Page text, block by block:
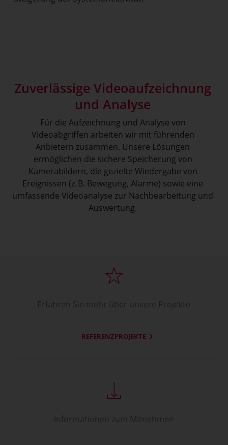
Zuverlässige Videoaufzeichnung
und Analyse
Für die Aufzeichnung und Analyse von
Videoabgriffen arbeiten wir mit führenden
Anbietern zusammen. Unsere Lösungen
ermöglichen die sichere Speicherung von
Kamerabildern, die gezielte Wiedergabe von
Ereignissen (z. B. Bewegung, Alarme) sowie eine
umfassende Videoanalyse zur Nachbearbeitung und
Auswertung.
REFERENZPROJEKTE